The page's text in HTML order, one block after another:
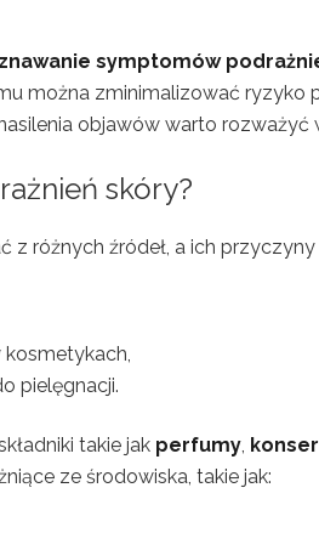
symptomów
można zminimalizować ryzyko
objawów warto rozważyć
skóry?
z różnych źródeł, a ich
pielęgnacji.
takie jak perfumy,
ze środowiska, takie jak: